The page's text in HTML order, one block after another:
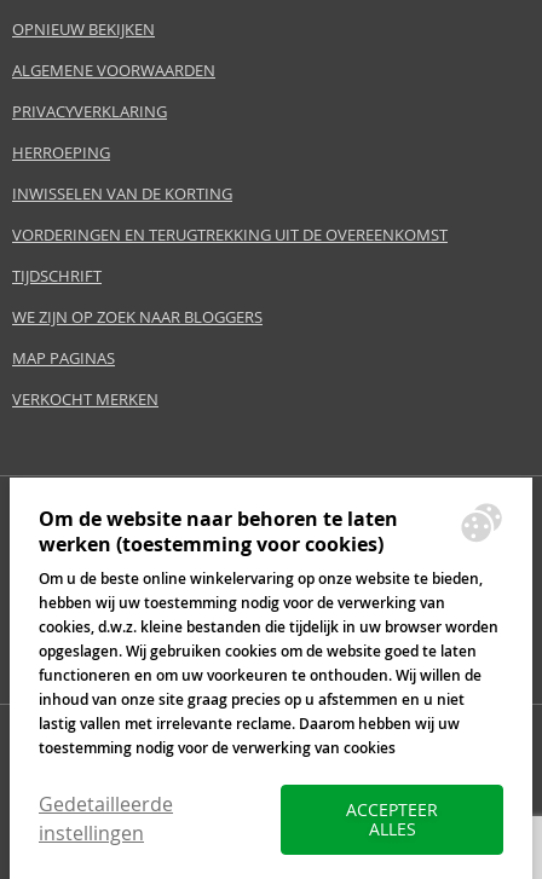
OPNIEUW BEKIJKEN
ALGEMENE VOORWAARDEN
PRIVACYVERKLARING
HERROEPING
INWISSELEN VAN DE KORTING
VORDERINGEN EN TERUGTREKKING UIT DE OVEREENKOMST
TIJDSCHRIFT
WE ZIJN OP ZOEK NAAR BLOGGERS
MAP PAGINAS
VERKOCHT MERKEN
Om de website naar behoren te laten
werken (toestemming voor cookies)
Om u de beste online winkelervaring op onze website te bieden,
hebben wij uw toestemming nodig voor de verwerking van
cookies, d.w.z. kleine bestanden die tijdelijk in uw browser worden
opgeslagen. Wij gebruiken cookies om de website goed te laten
functioneren en om uw voorkeuren te onthouden. Wij willen de
inhoud van onze site graag precies op u afstemmen en u niet
lastig vallen met irrelevante reclame. Daarom hebben wij uw
toestemming nodig voor de verwerking van cookies
Gedetailleerde
instellingen
ACCEPTEER
ALLES